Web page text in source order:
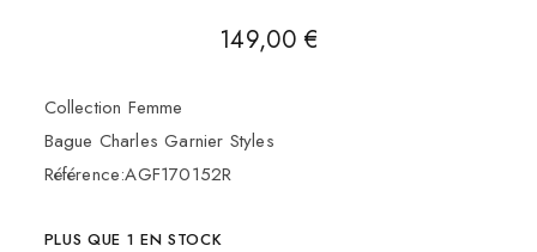
149,00€
Collection Femme
Bague Charles Garnier Styles
Référence:AGF170152R
PLUS QUE 1 EN STOCK